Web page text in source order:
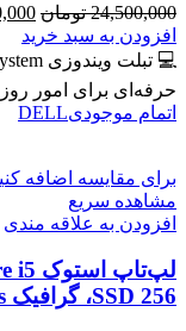
24,500,000 تومان
اصلیافزودن به سبد خرید
حرفه‌ای برای امور
اتمام موجودیDELL
برای مقایسه اضافه
مشاهده سریع
افزودن به علاقه مندی
SSD 256، گرافیک Iris